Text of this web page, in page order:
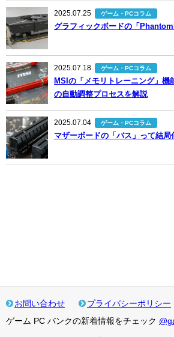
2025.07.25 ゲーム・PCコラム
グラフィックボードの「
2025.07.18 ゲーム・PCコラム
MSIの「メモリトレーニング」機
の自動調整プロセスを解説
2025.07.04 ゲーム・PCコラム
マザーボードの「バス」って結局
お問い合わせ プライバシーポリシー
ゲーム PC バンクの新着情報をチェック